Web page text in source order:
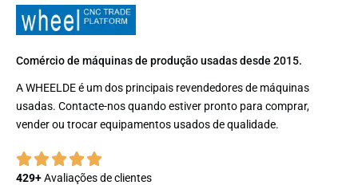
Comércio de máquinas de produção usadas desde 2015.
A WHEELDE é um dos principais revendedores de máquinas
usadas. Contacte-nos quando estiver pronto para comprar,
vender ou trocar equipamentos usados ​​de qualidade.
429+Avaliações de clientes